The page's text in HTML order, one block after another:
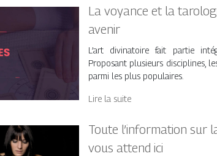
La voyance et la
avenir
L’art divinatoire fait partie
Proposant plusieurs disciplines,
parmi les plus populaires.
Lire la suite
Toute l’information sur
vous attend ici